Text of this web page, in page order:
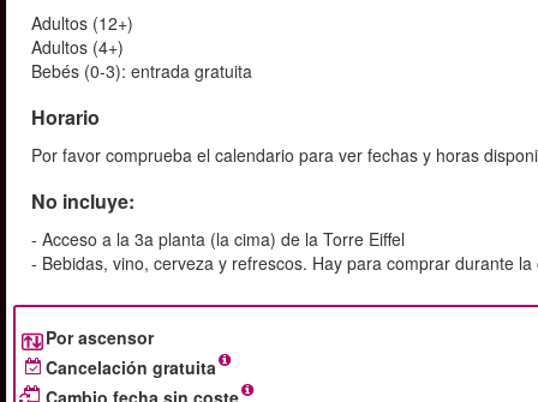
Adultos (12+)
Adultos (4+)
Bebés (0-3): entrada gratuita
Horario
Por favor comprueba el calendario para ver fechas y horas
No incluye:
- Acceso a la 3a planta (la cima) de la Torre Eiffel
- Bebidas, vino, cerveza y refrescos. Hay para comprar durante la
Por ascensor
Cancelación gratuita
Cambio fecha sin coste